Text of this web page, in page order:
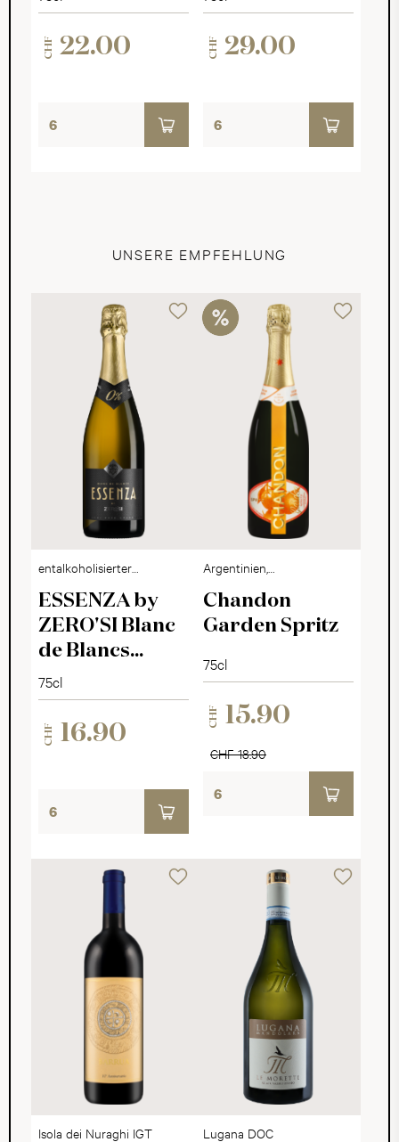
CHF 22.00 CHF 29.00
UNSERE EMPFEHLUNG
entalkoholisierter
Schaumwein
ESSENZA by
ZERO'SI Blanc
de Blancs
Millésimé 2025
75cl
CHF 16.90
Argentinien,
Mendoza
Chandon
Garden Spritz
75cl
CHF 15.90
CHF 18.90
Isola dei Nuraghi IGT Lugana DOC